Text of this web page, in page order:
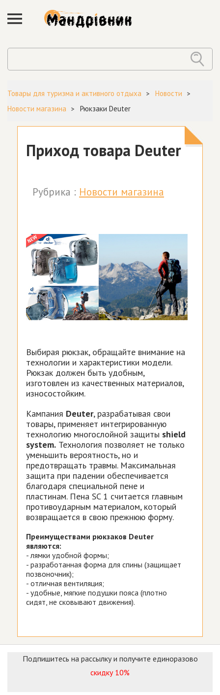
Товары для туризма и активного отдыха
Новости
Новости магазина
Рюкзаки Deuter
Приход товара Deuter
Рубрика : Новости магазина
Выбирая рюкзак, обращайте внимание на
технологии и характеристики модели.
Рюкзак должен быть удобным,
изготовлен из качественных материалов,
износостойким.
Кампания Deuter, разрабатывая свои
товары, применяет интегрированную
технологию многослойной защиты shield
system. Технология позволяет не только
уменьшить вероятность, но и
предотвращать травмы. Максимальная
защита при падении обеспечивается
благодаря специальной пене и
пластинам. Пена SC 1 считается главным
противоударным материалом, который
возвращается в свою прежнюю форму.
Преимуществами рюкзаков Deuter
являются:
- лямки удобной формы;
- разработанная форма для спины (защищает
позвоночник);
- отличная вентиляция;
- удобные, мягкие подушки пояса (плотно
сидят, не сковывают движения).
Подпишитесь на рассылку и получите единоразово
скидку 10%